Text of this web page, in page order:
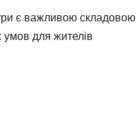
є важливою складовою
умов для жителів